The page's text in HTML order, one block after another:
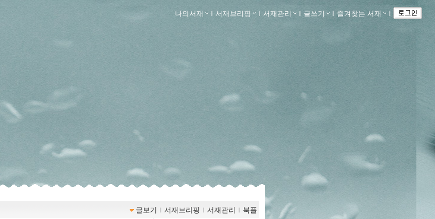
나의서재 ｌ 서재브리핑 ｌ 서재관리 ｌ 글쓰기 ｌ 즐겨찾는 서재 ｌ
글보기 ｌ 서재브리핑 ｌ 서재관리 ｌ 북플